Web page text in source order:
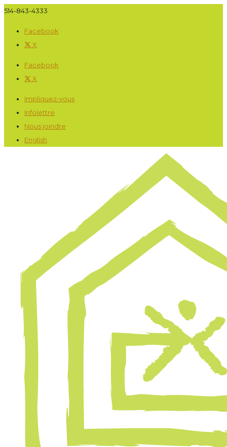
514-843-4333
Facebook
X
Facebook
X
Impliquez-vous
Infolettre
Nous joindre
English